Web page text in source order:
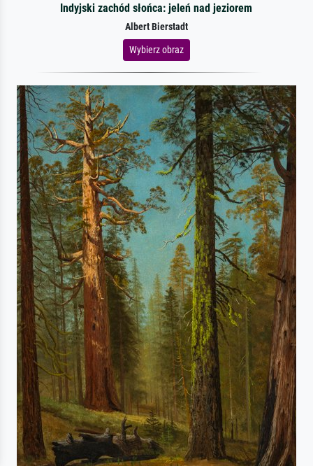
Indyjski zachód słońca: jeleń nad jeziorem
Albert Bierstadt
Wybierz obraz